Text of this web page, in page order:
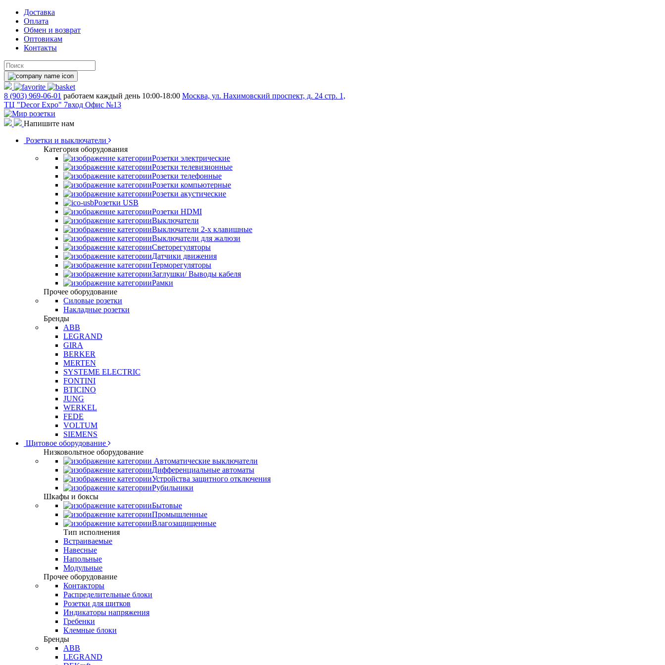
Доставка
Оплата
Обмен и возврат
Оптовикам
Контакты
8 (903) 969-06-01 работаем каждый день 10:00-18:00 Москва, ул. Нахимовский проспект, д. 24 стр. 1,
ТЦ "Decor Expo" 7вход Офис №13
Напишите нам
Розетки и выключатели
Категория оборудования
Розетки электрические
Розетки телевизионные
Розетки телефонные
Розетки компьютерные
Розетки акустические
Розетки USB
Розетки HDMI
Выключатели
Выключатели 2-х клавишные
Выключатели для жалюзи
Светорегуляторы
Датчики движения
Терморегуляторы
Заглушки/ Выводы кабеля
Рамки
Прочее оборудование
Силовые розетки
Накладные розетки
Бренды
ABB
LEGRAND
GIRA
BERKER
MERTEN
SYSTEME ELECTRIC
FONTINI
BTICINO
JUNG
WERKEL
FEDE
VOLTUM
SIEMENS
Щитовое оборудование
Низковольтное оборудование
Автоматические выключатели
Дифференциальные автоматы
Устройства защитного отключения
Рубильники
Шкафы и боксы
Бытовые
Промышленные
Влагозащищенные
Тип исполнения
Встраиваемые
Навесные
Напольные
Модульные
Прочее оборудование
Контакторы
Распределительные блоки
Розетки для щитков
Индикаторы напряжения
Гребенки
Клемные блоки
Бренды
ABB
LEGRAND